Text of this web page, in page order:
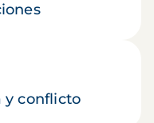
y conflicto